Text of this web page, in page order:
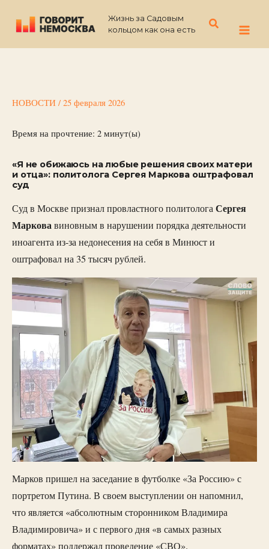
содержимому
Жизнь за Садовым
кольцом как она есть
Поиск
НОВОСТИ / 25 февраля 2026
Время на прочтение: 2 минут(ы)
«Я не обижаюсь на любые решения своих матери
и отца»: политолога Сергея Маркова оштрафовал
суд
Суд в Москве признал провластного политологаСергея
Марковавиновным в нарушении порядка деятельности
иноагента из-за недонесения на себя в Минюст и
оштрафовал на 35 тысяч рублей.
Марков пришел на заседание в футболке «За Россию» с
портретом Путина. В своем выступлении он напомнил,
что является «абсолютным сторонником Владимира
Владимировича» и с первого дня «в самых разных
форматах» поддержал проведение «СВО».